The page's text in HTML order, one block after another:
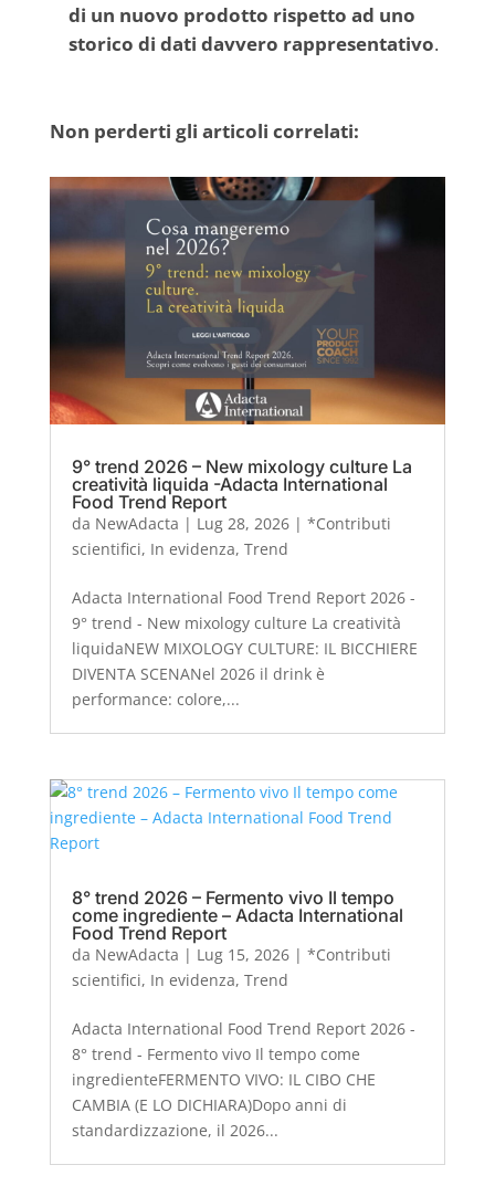
di un nuovo prodotto rispetto ad uno
storico di dati davvero rappresentativo.
Non perderti gli articoli correlati:
9° trend 2026 – New mixology culture La
creatività liquida -Adacta International
Food Trend Report
da NewAdacta | Lug 28, 2026| *Contributi
scientifici, In evidenza, Trend
Adacta International Food Trend Report 2026 -
9° trend - New mixology culture La creatività
liquidaNEW MIXOLOGY CULTURE: IL BICCHIERE
DIVENTA SCENANel 2026 il drink è
performance: colore,...
8° trend 2026 – Fermento vivo Il tempo
come ingrediente – Adacta International
Food Trend Report
da NewAdacta | Lug 15, 2026| *Contributi
scientifici, In evidenza, Trend
Adacta International Food Trend Report 2026 -
8° trend - Fermento vivo Il tempo come
ingredienteFERMENTO VIVO: IL CIBO CHE
CAMBIA (E LO DICHIARA)Dopo anni di
standardizzazione, il 2026...